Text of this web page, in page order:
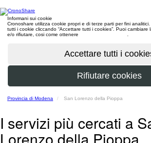
Informani sui cookie
Cronoshare utilizza cookie propri e di terze parti per fini
tutti i cookie cliccando “Accettare tutti i cookies”. Puoi cambiare
e/o rifiutare, cosi come ottenere
Provincia di Modena San Lorenzo della Pioppa
I servizi più cercati a